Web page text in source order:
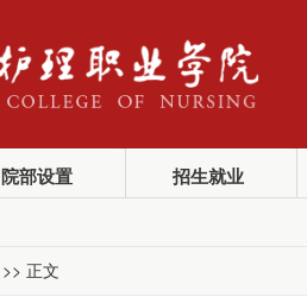
院部设置 招生就业
>> 正文